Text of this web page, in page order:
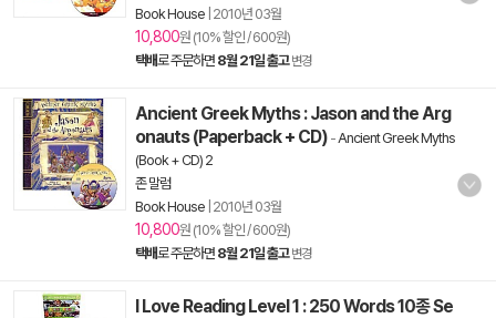
Book House 2010년 03월
10,800원 (10% 할인 / 600원)
택배로 주문하면 8월 21일 출고 변경
Ancient Greek Myths : Jason and the Arg
onauts (Paperback + CD) -Ancient Greek Myths
(Book + CD) 2
존 말럼
Book House 2010년 03월
10,800원 (10% 할인 / 600원)
택배로 주문하면 8월 21일 출고 변경
I Love Reading Level 1 : 250 Words 10종 Se